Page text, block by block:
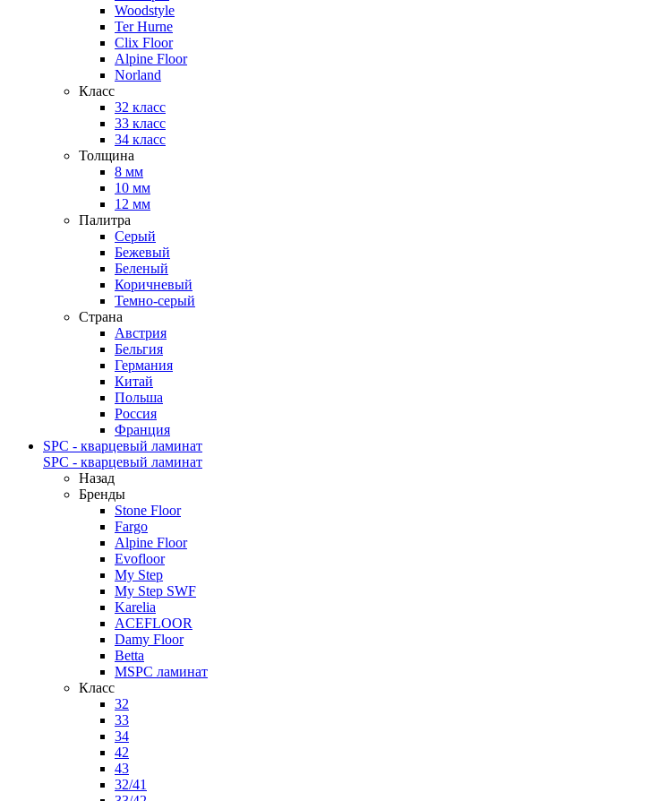
Woodstyle
Ter Hurne
Clix Floor
Alpine Floor
Norland
Класс
32 класс
33 класс
34 класс
Толщина
8 мм
10 мм
12 мм
Палитра
Серый
Бежевый
Беленый
Коричневый
Темно-серый
Страна
Австрия
Бельгия
Германия
Китай
Польша
Россия
Франция
SPC - кварцевый ламинат
SPC - кварцевый ламинат
Назад
Бренды
Stone Floor
Fargo
Alpine Floor
Evofloor
My Step
My Step SWF
Karelia
ACEFLOOR
Damy Floor
Betta
MSPC ламинат
Класс
32
33
34
42
43
32/41